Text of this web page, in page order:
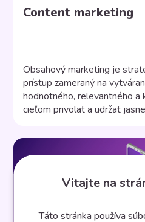
Content marketing
Obsahový marketing je
prístup zameraný na
hodnotného, ​​relevantného a
cieľom privolať a udržať
aktivity. Marketing je
Bez ohľadu na to, aký typ
vášho plánu. […]
Vitajte na
Táto stránka používa